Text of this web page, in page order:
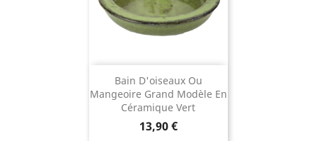
Bain D'oiseaux Ou
Mangeoire Grand Modèle En
Céramique Vert
Prix
13,90 €